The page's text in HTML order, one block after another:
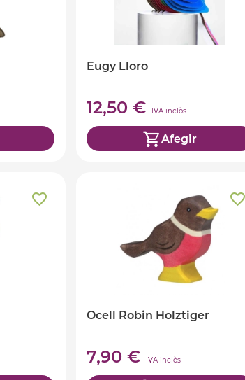
Eugy Lloro
12,50 € IVA inclòs
Afegir
Ocell Robin Holztiger
7,90 € IVA inclòs